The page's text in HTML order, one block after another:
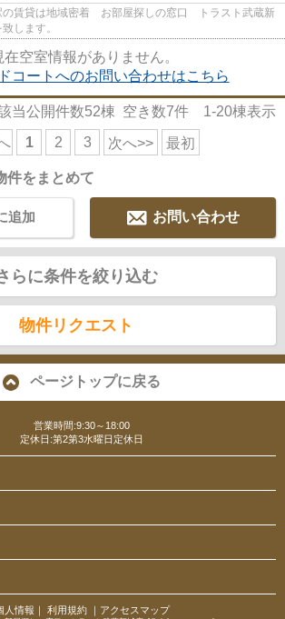
の賃貸は地域密着 お部屋探しの窓口 トラスト武蔵新
します。
在空室情報がありません。
コートへのお問い合わせはこちら
当公開件数52棟 空き数7件 1-20棟表示
1 2 3 次へ>> 最初
件をまとめて
お問い合わせ
追加
らに条件を絞り込む
物件リクエスト
ページトップに戻る
営業時間:9:30～18:00
定休日:第2第3水曜日定休日
人情報 ｜ 利用規約｜ アクセスマップ